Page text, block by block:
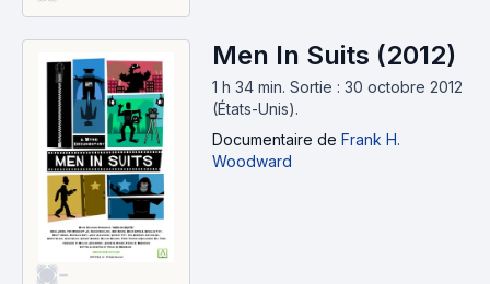
-
Men In Suits (2012)
1 h 34 min. Sortie : 30 octobre 2012
(États-Unis).
Documentaire de Frank H.
Woodward